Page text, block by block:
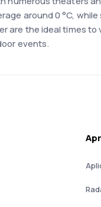
around 0 °C,
are the ideal times
events.